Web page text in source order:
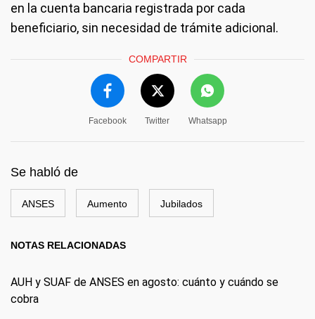
en la cuenta bancaria registrada por cada
beneficiario, sin necesidad de trámite adicional.
COMPARTIR
Facebook Twitter Whatsapp
Se habló de
ANSES Aumento Jubilados
NOTAS RELACIONADAS
AUH y SUAF de ANSES en agosto: cuánto y cuándo se
cobra